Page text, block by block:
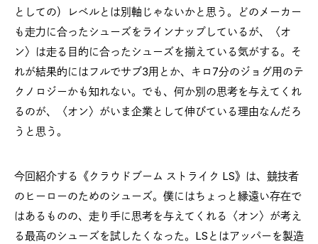
としての）レベルとは別軸じゃないかと思う。どのメーカー
も走力に合ったシューズをラインナップしているが、〈オ
ン〉は走る目的に合ったシューズを揃えている気がする。そ
れが結果的にはフルでサブ3用とか、キロ7分のジョグ用のテ
クノロジーかも知れない。でも、何か別の思考を与えてくれ
るのが、〈オン〉がいま企業として伸びている理由なんだろ
うと思う。
今回紹介する《クラウドブーム ストライク LS》は、競技者
のヒーローのためのシューズ。僕にはちょっと縁遠い存在で
はあるものの、走り手に思考を与えてくれる〈オン〉が考え
る最高のシューズを試したくなった。LSとはアッパーを製造